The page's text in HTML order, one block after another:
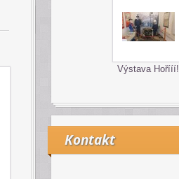
Výstava Hořííí!
Kontakt